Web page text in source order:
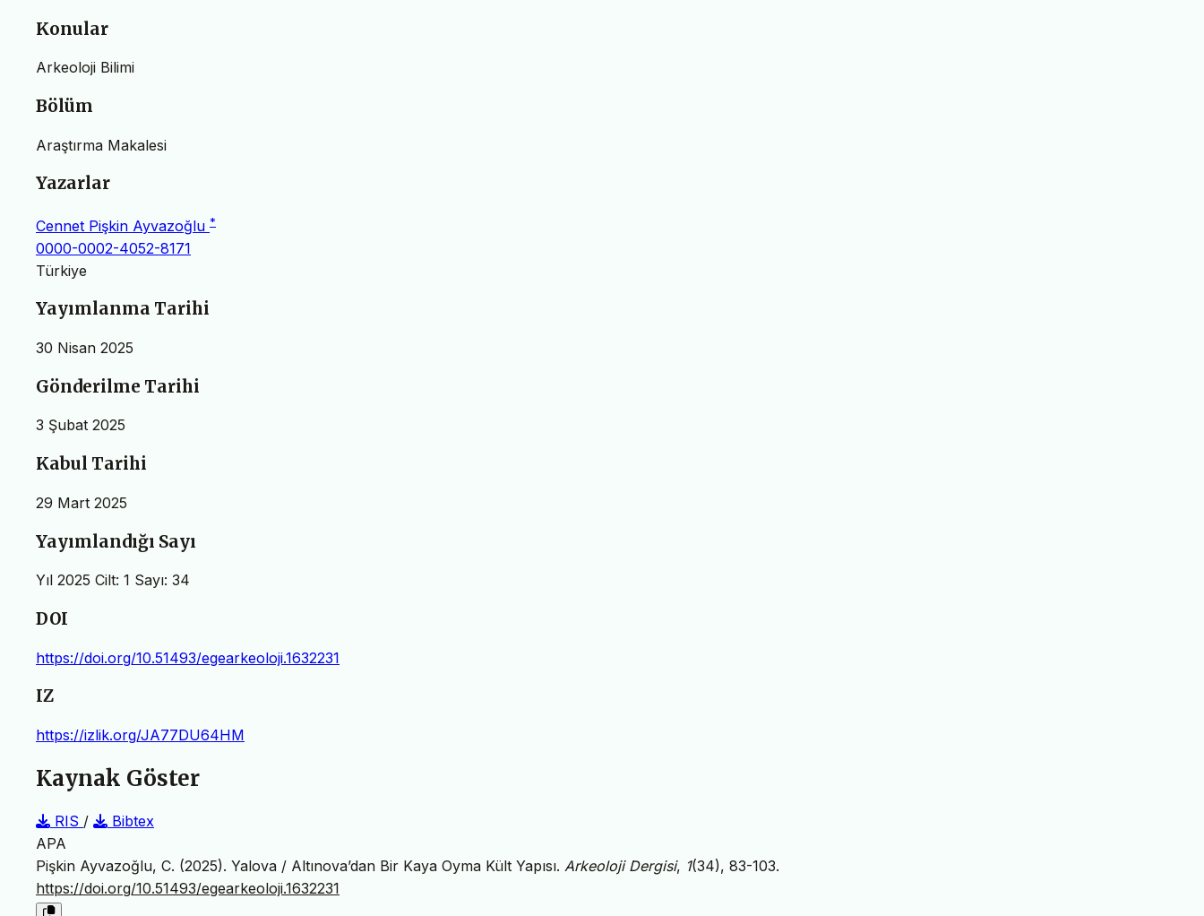
Konular
Arkeoloji Bilimi
Bölüm
Araştırma Makalesi
Yazarlar
Cennet Pişkin Ayvazoğlu *
0000-0002-4052-8171
Türkiye
Yayımlanma Tarihi
30 Nisan 2025
Gönderilme Tarihi
3 Şubat 2025
Kabul Tarihi
29 Mart 2025
Yayımlandığı Sayı
Yıl 2025 Cilt: 1 Sayı: 34
DOI
https://doi.org/10.51493/egearkeoloji.1632231
IZ
https://izlik.org/JA77DU64HM
Kaynak Göster
RIS /
Bibtex
APA
Pişkin Ayvazoğlu, C. (2025). Yalova / Altınova’dan Bir Kaya Oyma Kült Yapısı. Arkeoloji Dergisi, 1(34), 83-103.
https://doi.org/10.51493/egearkeoloji.1632231